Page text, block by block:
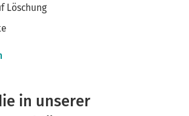
Löschung
in unserer